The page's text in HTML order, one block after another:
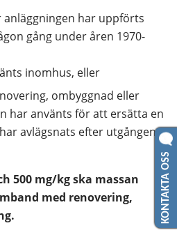
anläggningen har uppförts
gång under åren 1970-
inomhus, eller
ombyggnad eller
har använts för att ersätta en
avlägsnats efter utgången
500 mg/kg ska massan
med renovering,
KONTAKTA OSS